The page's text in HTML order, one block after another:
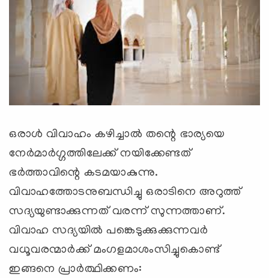
o
n
ഒരാള്‍ വിവാഹം കഴിച്ചാല്‍ തന്റെ ഭാര്യയെ
നേര്‍മാര്‍ഗ്ഗത്തിലേക്ക് നയിക്കേണ്ടത്
ഭര്‍ത്താവിന്റെ കടമയാകുന്നു.
വിവാഹത്തോടനുബന്ധിച്ചു ഒരാടിനെ അറുത്ത്
സദ്യയുണ്ടാക്കുന്നത് വരന്ന് സുന്നത്താണ്.
വിവാഹ സദ്യയില്‍ പങ്കെടുക്കുക്കുന്നവര്‍
വധൂവരന്മാര്‍ക്ക് മംഗളമാശംസിച്ചുകൊണ്ട്
ഇങ്ങനെ പ്രാര്‍ത്ഥിക്കണം: